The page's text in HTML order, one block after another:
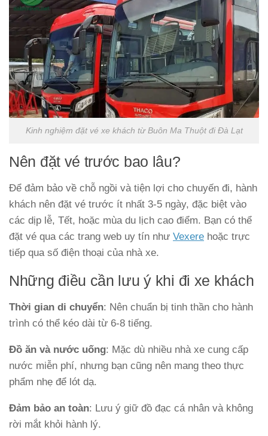
Kinh nghiệm đặt vé xe khách từ Buôn Ma Thuột đi Đà Lạt
Nên đặt vé trước bao lâu?
Để đảm bảo về chỗ ngồi và tiện lợi cho chuyến đi, hành
khách nên đặt vé trước ít nhất 3-5 ngày, đặc biệt vào
các dịp lễ, Tết, hoặc mùa du lịch cao điểm. Bạn có thể
đặt vé qua các trang web uy tín như Vexere hoặc trực
tiếp qua số điện thoại của nhà xe.
Những điều cần lưu ý khi đi xe khách
Thời gian di chuyển: Nên chuẩn bị tinh thần cho hành
trình có thể kéo dài từ 6-8 tiếng.
Đồ ăn và nước uống: Mặc dù nhiều nhà xe cung cấp
nước miễn phí, nhưng bạn cũng nên mang theo thực
phẩm nhẹ để lót dạ.
Đảm bảo an toàn: Lưu ý giữ đồ đạc cá nhân và không
rời mắt khỏi hành lý.